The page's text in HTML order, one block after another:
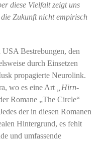
diese Vielfalt zeigt uns
Zukunft nicht empirisch
Bestrebungen, den
durch Einsetzen
propagierte Neurolink.
wo es eine Art
„Hirn-
Romane „The Circle“
der in diesen Romanen
Hintergrund, es fehlt
und umfassende